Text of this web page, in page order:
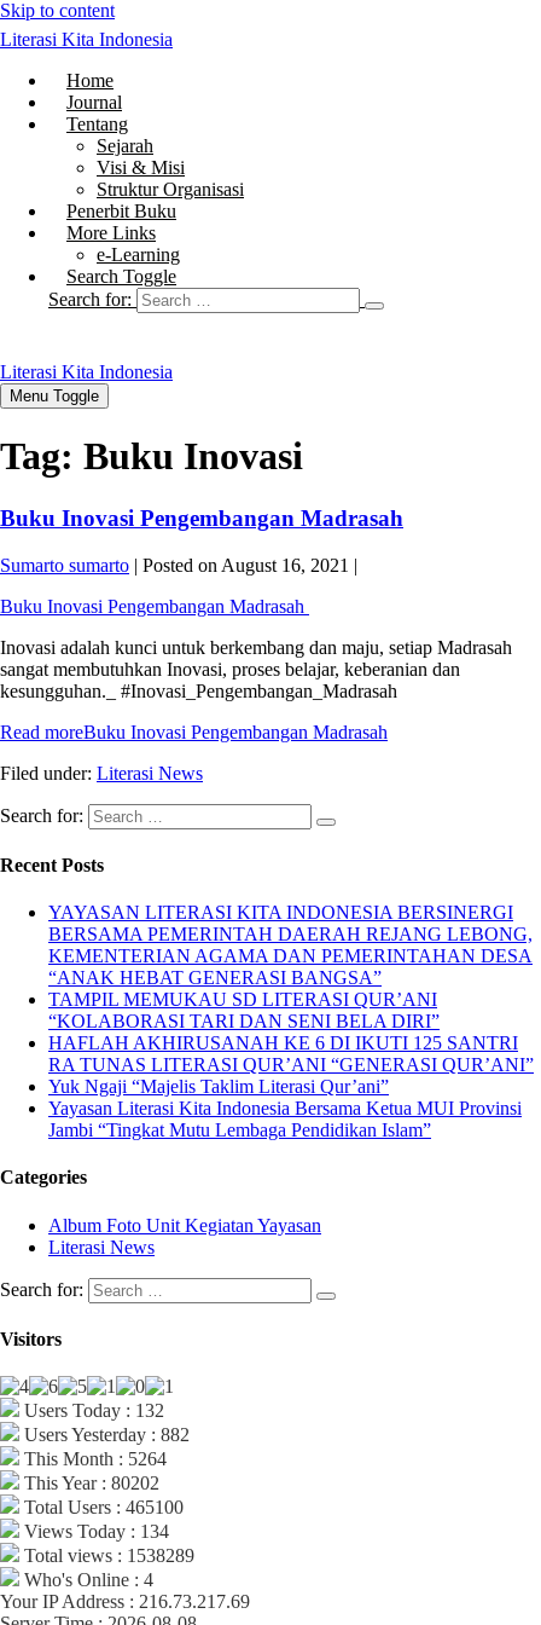
Skip to content
Literasi Kita Indonesia
Home
Journal
Tentang
Sejarah
Visi & Misi
Struktur Organisasi
Penerbit Buku
More Links
e-Learning
Search Toggle
Search for:
Literasi Kita Indonesia
Menu Toggle
Tag: Buku Inovasi
Buku Inovasi Pengembangan Madrasah
Sumarto sumarto | Posted on August 16, 2021 |
Buku Inovasi Pengembangan Madrasah
Inovasi adalah kunci untuk berkembang dan maju, setiap Madrasah
sangat membutuhkan Inovasi, proses belajar, keberanian dan
kesungguhan._ #Inovasi_Pengembangan_Madrasah
Read moreBuku Inovasi Pengembangan Madrasah
Filed under: Literasi News
Search for:
Recent Posts
YAYASAN LITERASI KITA INDONESIA BERSINERGI
BERSAMA PEMERINTAH DAERAH REJANG LEBONG,
KEMENTERIAN AGAMA DAN PEMERINTAHAN DESA
“ANAK HEBAT GENERASI BANGSA”
TAMPIL MEMUKAU SD LITERASI QUR’ANI
“KOLABORASI TARI DAN SENI BELA DIRI”
HAFLAH AKHIRUSANAH KE 6 DI IKUTI 125 SANTRI
RA TUNAS LITERASI QUR’ANI “GENERASI QUR’ANI”
Yuk Ngaji “Majelis Taklim Literasi Qur’ani”
Yayasan Literasi Kita Indonesia Bersama Ketua MUI Provinsi
Jambi “Tingkat Mutu Lembaga Pendidikan Islam”
Categories
Album Foto Unit Kegiatan Yayasan
Literasi News
Search for:
Visitors
Users Today : 132
Users Yesterday : 882
This Month : 5264
This Year : 80202
Total Users : 465100
Views Today : 134
Total views : 1538289
Who's Online : 4
Your IP Address : 216.73.217.69